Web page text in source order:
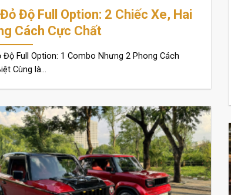
Độ Full Option: 2 Chiếc Xe, Hai
Cách Cực Chất
Độ Full Option: 1 Combo Nhưng 2 Phong Cách
Cùng là...